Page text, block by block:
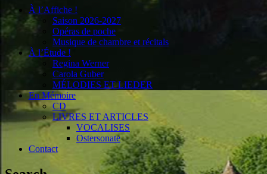
À l’Affiche !
Saison 2026-2027
Opéras de poche
Musique de chambre et récitals
À l’Étude !
Regina Werner
Carola Guber
MÉLODIES ET LIEDER
En Mémoire
CD
LIVRES ET ARTICLES
VOCALISES
Ostersonate
Contact